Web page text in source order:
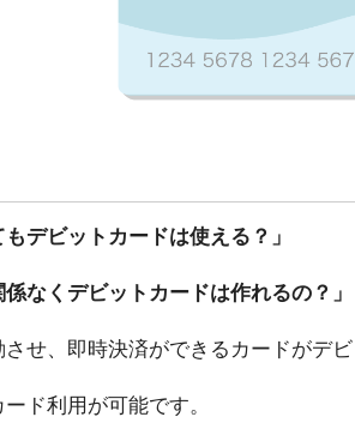
もデビットカードは使える？」
係なくデビットカードは作れるの？」
せ、即時決済ができるカードがデ
ド利用が可能です。